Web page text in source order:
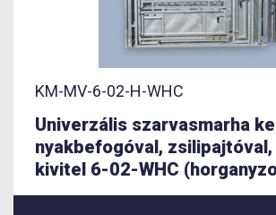
KM-MV-6-02-H-WHC
Univerzális szarvasmarha
nyakbefogóval,
kivitel 6-02-WHC